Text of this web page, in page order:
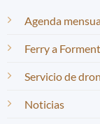
Agenda
Ferry a
Servicio de dron
Noticias